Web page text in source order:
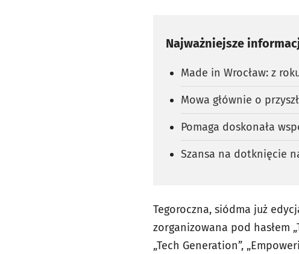
Najważniejsze
Made in Wrocław: z
Mowa głównie o
Pomaga doskonała
Szansa na dotknięcie
Tegoroczna, siódma już
zorganizowana pod hasłem
„Tech Generation”,